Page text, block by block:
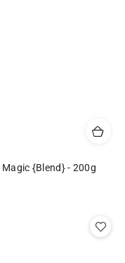
Magic {Blend} - 200g